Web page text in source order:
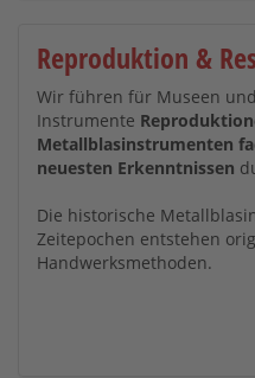
Reproduktion &
Wir führen für Museen
Instrumente
Metallblasinstrumenten
neuesten Erkenntnissen
Die historische
Zeitepochen entstehen
Handwerksmethoden.